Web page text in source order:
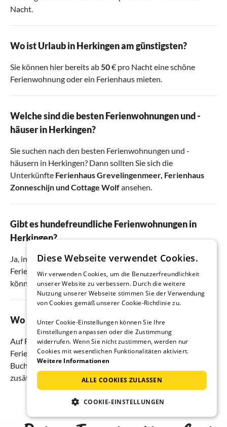
Nacht.
Wo ist Urlaub in Herkingen am günstigsten?
Sie können hier bereits ab50€ pro Nacht eine schöne
Ferienwohnung oder ein Ferienhaus mieten.
Welche sind die besten Ferienwohnungen und -
häuser in Herkingen?
Sie suchen nach den besten Ferienwohnungen und -
häusern in Herkingen? Dann sollten Sie sich die
Unterkünfte Ferienhaus Grevelingenmeer, Ferienhaus
Zonneschijnund Cottage Wolfansehen.
Gibt es hundefreundliche Ferienwohnungen in
Herkingen?
Ja, in Herkingen gibt es10Ferienhäuser und
Ferienwohnungen, in denen Sie mit Ihrem Hund urlauben
können.
Wo bucht man am besten Urlaub in Herkingen?
Auf Ferienhausmiete.de finden Sie die besten
Ferienwohnungen & Ferienhäuser zum günstigsten Preis.
Buchen Sie direkt beim Vermieter und sparen Sie sich
zusätzliche Gebühren.
Diese Webseite verwendet Cookies.
Wir verwenden Cookies, um die Benutzerfreundlichkeit
unserer Website zu verbessern. Durch die weitere
Nutzung unserer Webseite stimmen Sie der Verwendung
von Cookies gemäß unserer Cookie-Richtlinie zu.
Unter Cookie-Einstellungen können Sie Ihre
Einstellungen anpassen oder die Zustimmung
widerrufen. Wenn Sie nicht zustimmen, werden nur
Cookies mit wesentlichen Funktionalitäten aktiviert.
Weitere Informationen
ALLE COOKIES ZULASSEN
COOKIE-EINSTELLUNGEN